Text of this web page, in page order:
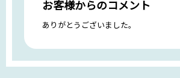
お客様からのコメント
ありがとうございました。